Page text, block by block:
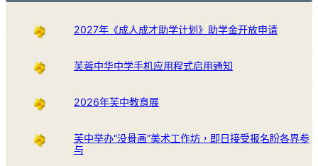
2027年《成人成才助学计划》助学金开放申请
芙蓉中华中学手机应用程式启用通知
2026年芙中教育展
芙中举办“没骨画”美术工作坊，即日接受报名盼各界参
与